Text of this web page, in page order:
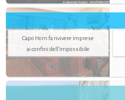
Capo Horn fa rivivere imprese
ai confini dell’impossibile